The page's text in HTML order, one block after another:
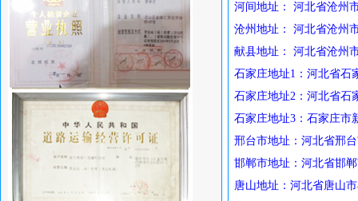
河间地址： 河北省沧
沧州地址： 河北省沧州
献县地址： 河北省沧州
石家庄地址1：河北省
石家庄地址2：河北省
石家庄地址3：石家庄市
邢台市地址：河北省邢
邯郸市地址：河北省邯
唐山地址：河北省唐